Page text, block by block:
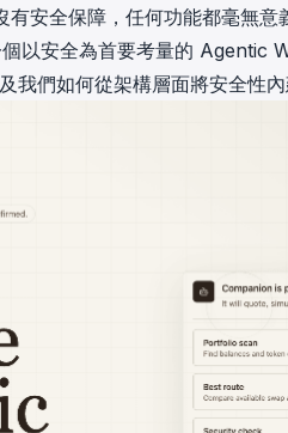
安全保障，任何功能都毫無意
個以安全為首要考量的 Agentic
們如何從架構層面將安全性內